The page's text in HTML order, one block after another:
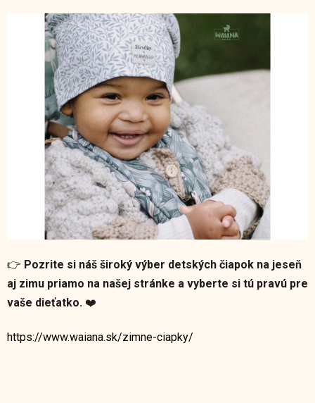
👉 Pozrite si náš široký výber detských čiapok na jeseň
aj zimu priamo na našej stránke a vyberte si tú pravú pre
vaše dieťatko. ❤️
https://www.waiana.sk/zimne-ciapky/